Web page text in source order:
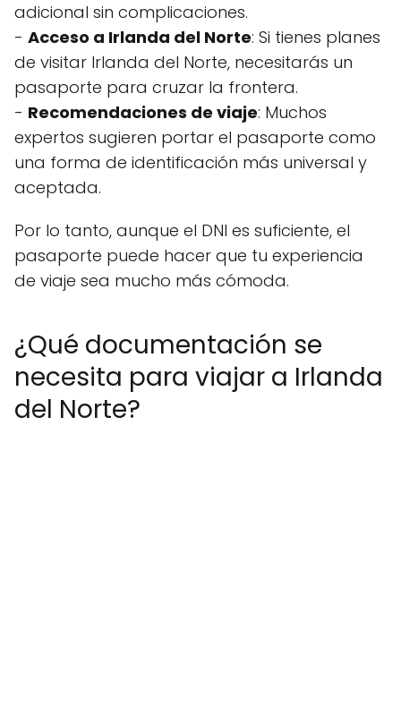
adicional sin complicaciones.
- Acceso a Irlanda del Norte: Si tienes planes
de visitar Irlanda del Norte, necesitarás un
pasaporte para cruzar la frontera.
- Recomendaciones de viaje: Muchos
expertos sugieren portar el pasaporte como
una forma de identificación más universal y
aceptada.
Por lo tanto, aunque el DNI es suficiente, el
pasaporte puede hacer que tu experiencia
de viaje sea mucho más cómoda.
¿Qué documentación se
necesita para viajar a Irlanda
del Norte?